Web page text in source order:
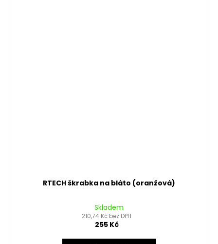
RTECH škrabka na bláto (oranžová)
Skladem
210,74 Kč bez DPH
255 Kč